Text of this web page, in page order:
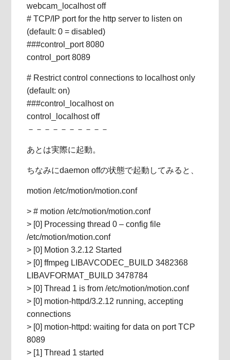
webcam_localhost off
# TCP/IP port for the http server to listen on
(default: 0 = disabled)
###control_port 8080
control_port 8089
# Restrict control connections to localhost only
(default: on)
###control_localhost on
control_localhost off
－－－－－－－－－－
あとは実際に起動。
ちなみにdaemon offの状態で起動してみると、
motion /etc/motion/motion.conf
> # motion /etc/motion/motion.conf
> [0] Processing thread 0 – config file
/etc/motion/motion.conf
> [0] Motion 3.2.12 Started
> [0] ffmpeg LIBAVCODEC_BUILD 3482368
LIBAVFORMAT_BUILD 3478784
> [0] Thread 1 is from /etc/motion/motion.conf
> [0] motion-httpd/3.2.12 running, accepting
connections
> [0] motion-httpd: waiting for data on port TCP
8089
> [1] Thread 1 started